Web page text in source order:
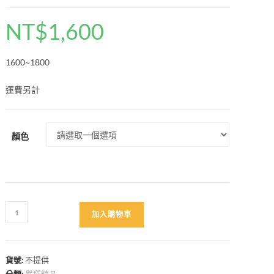
NT$1,600
1600~1800
運費另計
顏色
全
護
肩
加入購物車
貨號:不提供